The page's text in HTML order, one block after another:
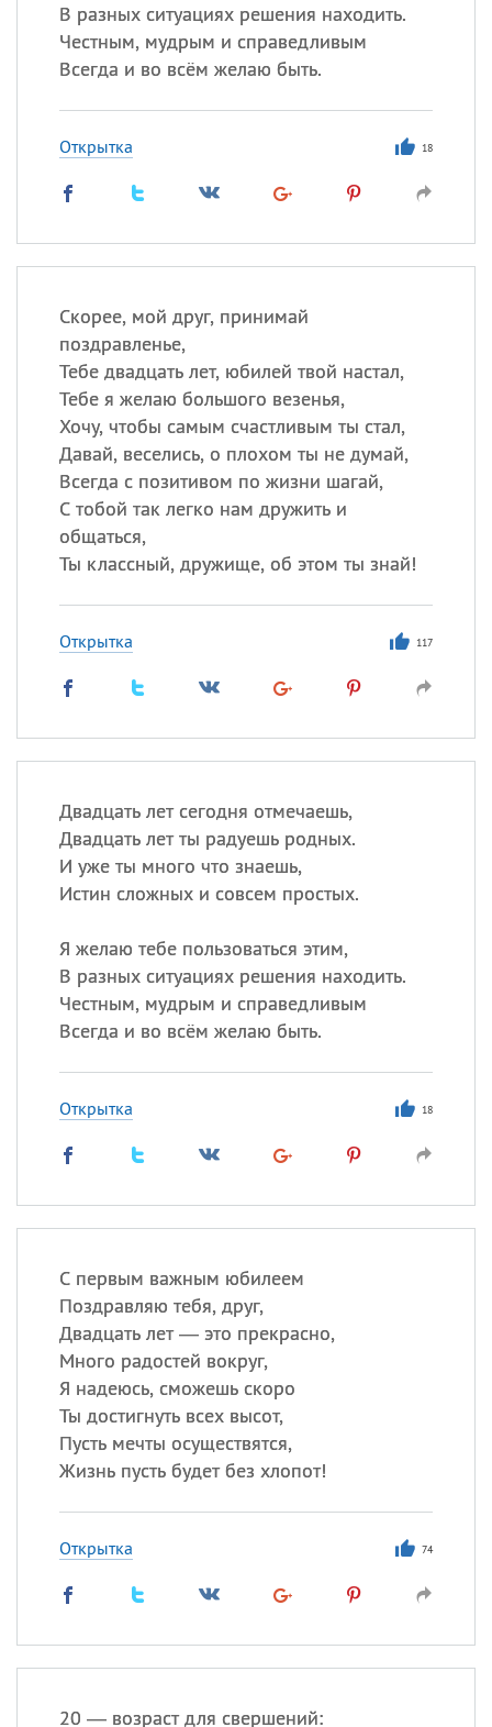
В разных ситуациях решения находить.
Честным, мудрым и справедливым
Всегда и во всём желаю быть.
Открытка 18
Скорее, мой друг, принимай
поздравленье,
Тебе двадцать лет, юбилей твой настал,
Тебе я желаю большого везенья,
Хочу, чтобы самым счастливым ты стал,
Давай, веселись, о плохом ты не думай,
Всегда с позитивом по жизни шагай,
С тобой так легко нам дружить и
общаться,
Ты классный, дружище, об этом ты знай!
Открытка 117
Двадцать лет сегодня отмечаешь,
Двадцать лет ты радуешь родных.
И уже ты много что знаешь,
Истин сложных и совсем простых.
Я желаю тебе пользоваться этим,
В разных ситуациях решения находить.
Честным, мудрым и справедливым
Всегда и во всём желаю быть.
Открытка 18
С первым важным юбилеем
Поздравляю тебя, друг,
Двадцать лет — это прекрасно,
Много радостей вокруг,
Я надеюсь, сможешь скоро
Ты достигнуть всех высот,
Пусть мечты осуществятся,
Жизнь пусть будет без хлопот!
Открытка 74
20 — возраст для свершений: